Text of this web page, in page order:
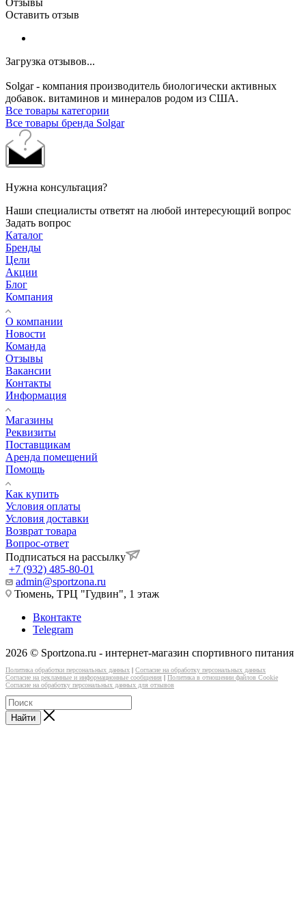
Оставить отзыв
Загрузка отзывов...
Solgar - компания производитель биологически активных
добавок. витаминов и минералов родом из США.
Все товары категории
Все товары бренда Solgar
Нужна консультация?
Наши специалисты ответят на любой интересующий вопрос
Задать вопрос
Каталог
Бренды
Цели
Акции
Блог
Компания
О компании
Новости
Команда
Отзывы
Вакансии
Контакты
Информация
Магазины
Реквизиты
Поставщикам
Аренда помещений
Помощь
Как купить
Условия оплаты
Условия доставки
Возврат товара
Вопрос-ответ
Подписаться на рассылку
+7 (932) 485-80-01
admin@sportzona.ru
Тюмень, ТРЦ "Гудвин", 1 этаж
Вконтакте
Telegram
2026 © Sportzona.ru - интернет-магазин спортивного питания
Политика обработки персональных данных | Согласие на обработку персональных данных
Согласие на рекламные и информационные сообщения | Политика в отношении файлов Cookie
Согласие на обработку персональных данных для отзывов
Найти